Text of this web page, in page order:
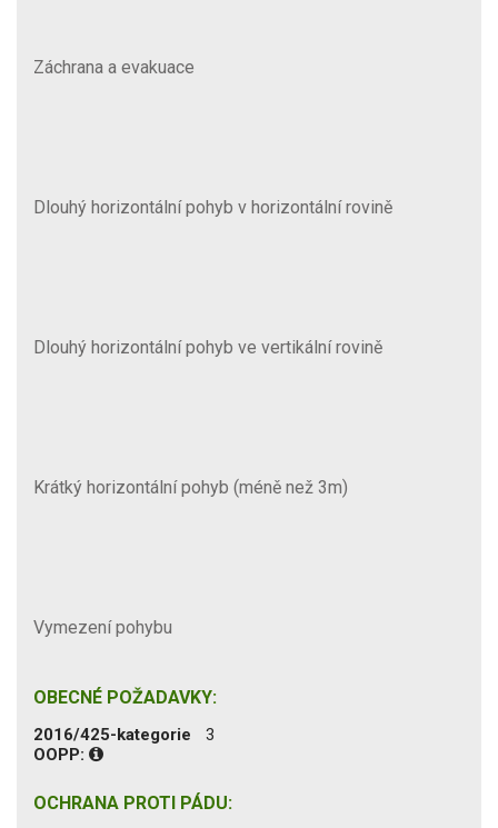
Záchrana a evakuace
Dlouhý horizontální pohyb v horizontální rovině
Dlouhý horizontální pohyb ve vertikální rovině
Krátký horizontální pohyb (méně než 3m)
Vymezení pohybu
OBECNÉ POŽADAVKY:
2016/425-kategorie
OOPP:
3
OCHRANA PROTI PÁDU: